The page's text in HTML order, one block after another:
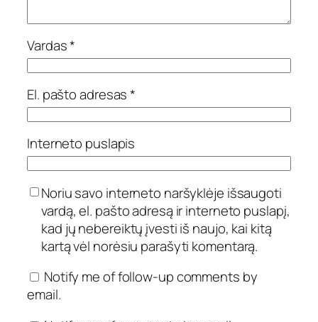
Vardas*
El. pašto adresas*
Interneto puslapis
Noriu savo interneto naršyklėje išsaugoti
vardą, el. pašto adresą ir interneto puslapį,
kad jų nebereiktų įvesti iš naujo, kai kitą
kartą vėl norėsiu parašyti komentarą.
Notify me of follow-up comments by
email.